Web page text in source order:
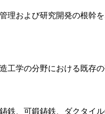
理および研究開発の根幹
工学の分野における既存
鉄、可鍛鋳鉄、ダクタイ